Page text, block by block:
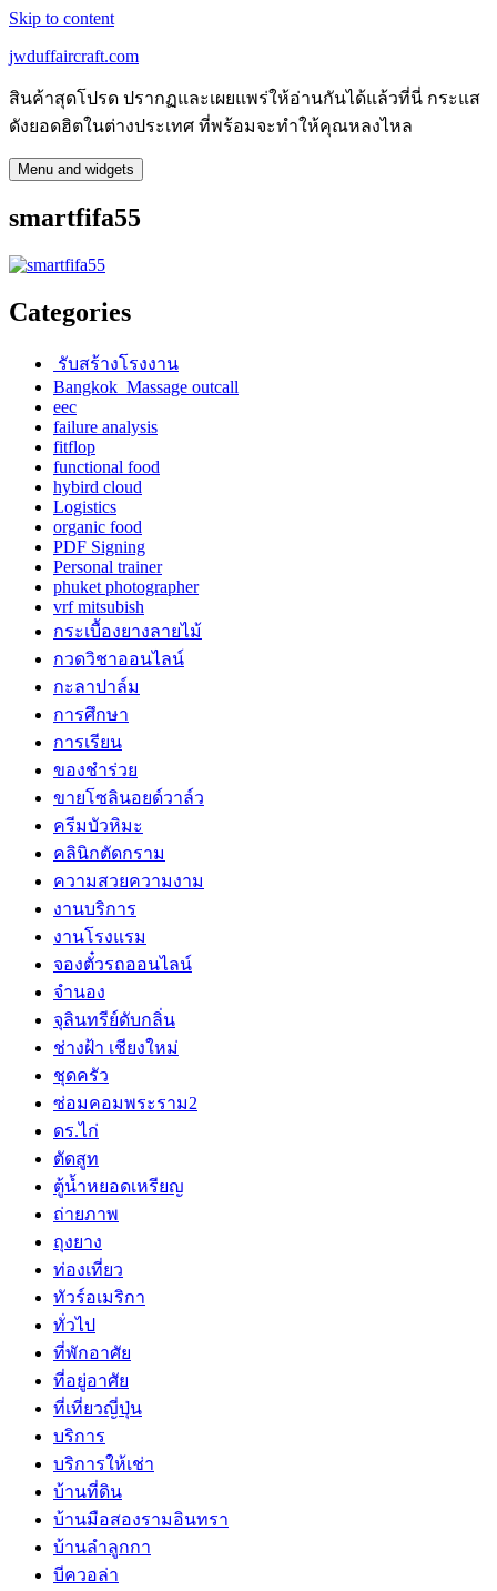
Skip to content
jwduffaircraft.com
สินค้าสุดโปรด ปรากฏและเผยแพร่ให้อ่านกันได้แล้วที่นี่ กระแส
ดังยอดฮิตในต่างประเทศ ที่พร้อมจะทำให้คุณหลงไหล
Menu and widgets
smartfifa55
Categories
รับสร้างโรงงาน
Bangkok Massage outcall
eec
failure analysis
fitflop
functional food
hybird cloud
Logistics
organic food
PDF Signing
Personal trainer
phuket photographer
vrf mitsubish
กระเบื้องยางลายไม้
กวดวิชาออนไลน์
กะลาปาล์ม
การศึกษา
การเรียน
ของชำร่วย
ขายโซลินอยด์วาล์ว
ครีมบัวหิมะ
คลินิกตัดกราม
ความสวยความงาม
งานบริการ
งานโรงแรม
จองตั๋วรถออนไลน์
จำนอง
จุลินทรีย์ดับกลิ่น
ช่างฝ้า เชียงใหม่
ชุดครัว
ซ่อมคอมพระราม2
ดร.ไก่
ตัดสูท
ตู้น้ำหยอดเหรียญ
ถ่ายภาพ
ถุงยาง
ท่องเที่ยว
ทัวร์อเมริกา
ทั่วไป
ที่พักอาศัย
ที่อยู่อาศัย
ที่เที่ยวญี่ปุ่น
บริการ
บริการให้เช่า
บ้านที่ดิน
บ้านมือสองรามอินทรา
บ้านลำลูกกา
บีควอล่า